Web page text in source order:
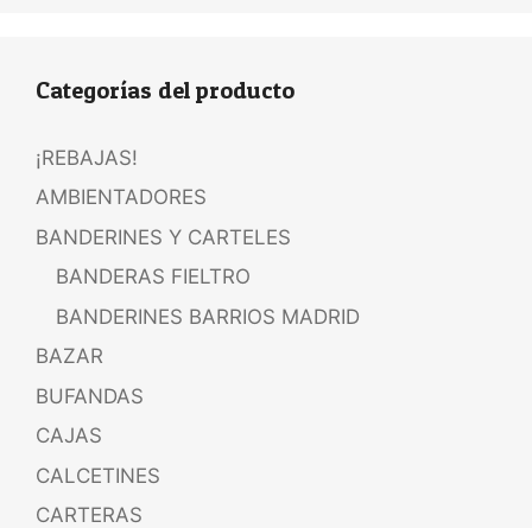
Categorías del producto
¡REBAJAS!
AMBIENTADORES
BANDERINES Y CARTELES
BANDERAS FIELTRO
BANDERINES BARRIOS MADRID
BAZAR
BUFANDAS
CAJAS
CALCETINES
CARTERAS